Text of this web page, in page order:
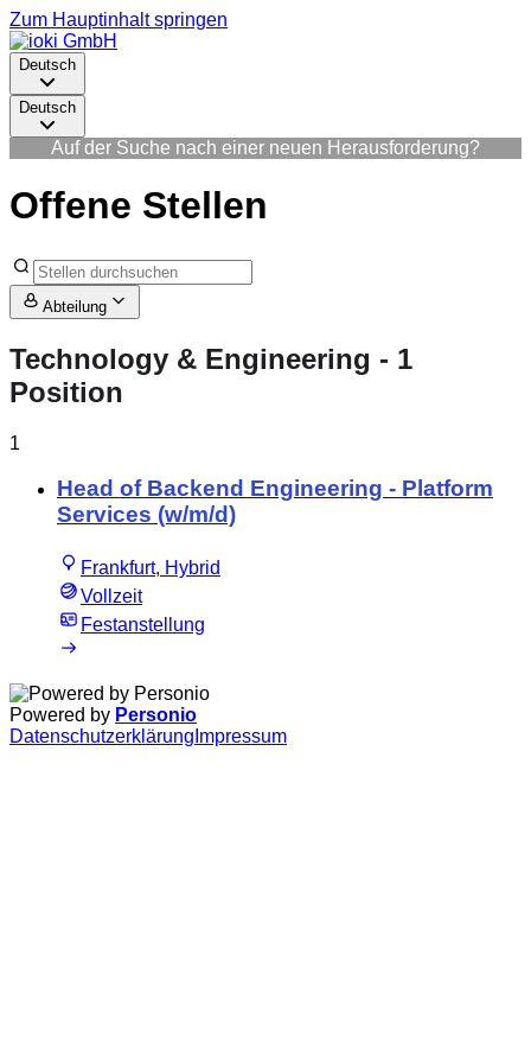
Zum Hauptinhalt springen
Deutsch
Deutsch
Auf der Suche nach einer neuen Herausforderung?
Offene Stellen
Abteilung
Technology & Engineering - 1
Position
1
Head of Backend Engineering - Platform
Services (w/m/d)
Frankfurt, Hybrid
Vollzeit
Festanstellung
Powered by Personio
Datenschutzerklärung Impressum